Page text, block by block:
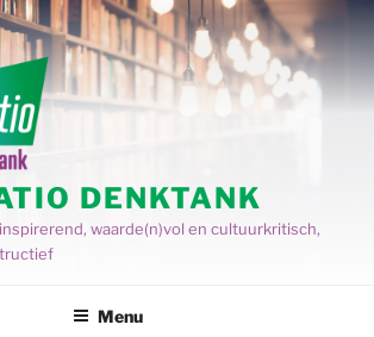
DENKTANK
waarde(n)vol en cultuurkritisch,
Menu